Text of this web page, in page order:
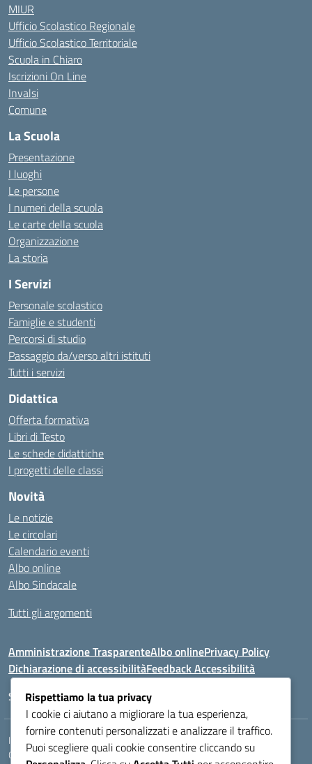
MIUR
Ufficio Scolastico Regionale
Ufficio Scolastico Territoriale
Scuola in Chiaro
Iscrizioni On Line
Invalsi
Comune
La Scuola
Presentazione
I luoghi
Le persone
I numeri della scuola
Le carte della scuola
Organizzazione
La storia
I Servizi
Personale scolastico
Famiglie e studenti
Percorsi di studio
Passaggio da/verso altri istituti
Tutti i servizi
Didattica
Offerta formativa
Libri di Testo
Le schede didattiche
I progetti delle classi
Novità
Le notizie
Le circolari
Calendario eventi
Albo online
Albo Sindacale
Tutti gli argomenti
Amministrazione TrasparenteAlbo onlinePrivacy Policy
Dichiarazione di accessibilitàFeedback Accessibilità
Seguici su:
Indirizzo: VIA LAZIO, 3, 43100 PARMA (PR)
Centralino:0521272405 Email: PRIS00400B@istruzione.it
Rispettiamo la tua privacy
I cookie ci aiutano a migliorare la tua esperienza,
fornire contenuti personalizzati e analizzare il traffico.
Puoi scegliere quali cookie consentire cliccando su